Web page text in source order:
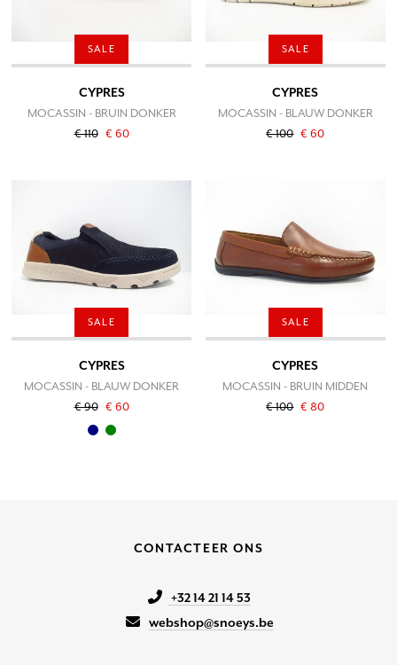
SALE
CYPRES
MOCASSIN - BRUIN DONKER
€ 110 € 60
SALE
CYPRES
MOCASSIN - BLAUW DONKER
€ 100 € 60
SALE
CYPRES
MOCASSIN - BLAUW DONKER
€ 90 € 60
SALE
CYPRES
MOCASSIN - BRUIN MIDDEN
€ 100 € 80
CONTACTEER ONS
+32 14 21 14 53
webshop@snoeys.be